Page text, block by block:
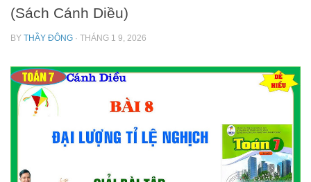
(Sách Cánh Diều)
BY THẦY ĐÔNG · THÁNG 1 9, 2026